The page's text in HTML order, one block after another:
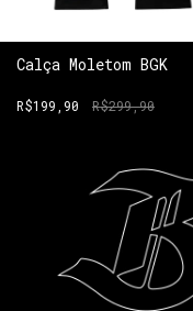
Calça Moletom BGK
R$199,90 R$299,90